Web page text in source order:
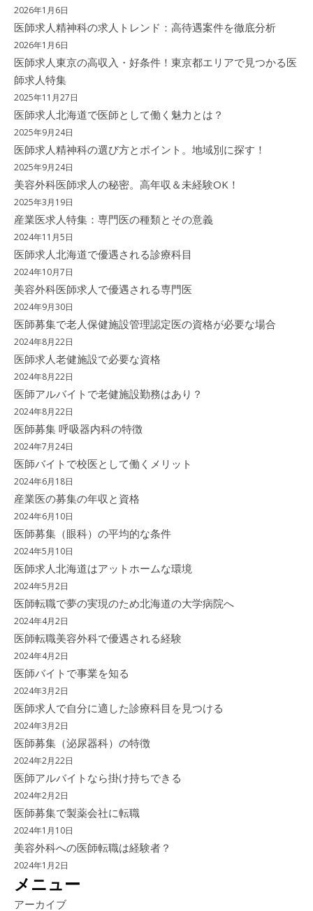
2026年1月6日
医師求人精神科の求人トレンド：高待遇案件を徹底分析
2026年1月6日
医師求人東京の高収入・好条件！東京都エリアで見つかる医
師求人特集
2025年11月27日
医師求人北海道で医師として働く魅力とは？
2025年9月24日
医師求人精神科の選び方とポイント。地域別に探す！
2025年9月24日
美容外科医師求人の秘密。高年収＆未経験OK！
2025年3月19日
産業医求人特集：専門医の種類とその意義
2024年11月5日
医師求人北海道で優遇される診療科目
2024年10月7日
美容外科医師求人で優遇される専門医
2024年9月30日
医師募集で老人保健施設管理認定医の資格が必要な場合
2024年8月22日
医師求人老健施設で必要な資格
2024年8月22日
医師アルバイトで老健施設勤務はあり？
2024年8月22日
医師募集 呼吸器内科の特徴
2024年7月24日
医師バイトで校医として働くメリット
2024年6月18日
産業医の募集の年収と資格
2024年6月10日
医師募集（眼科）の平均的な条件
2024年5月10日
医師求人北海道はアットホームな環境
2024年5月2日
医師転職で夢の実現のため北海道の大学病院へ
2024年4月2日
医師転職美容外科で優遇される経験
2024年4月2日
医師バイトで事業を知る
2024年3月2日
医師求人で自分に適した診療科目を見つける
2024年3月2日
医師募集（泌尿器科）の特徴
2024年2月22日
医師アルバイトなら掛け持ちできる
2024年2月2日
医師募集で製薬会社に転職
2024年1月10日
美容外科への医師転職は経験者？
2024年1月2日
メニュー
アーカイブ